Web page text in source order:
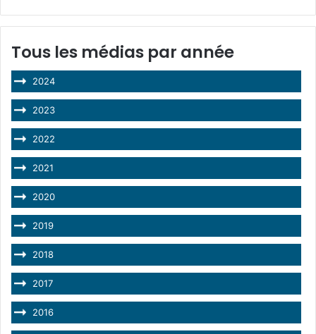
Tous les médias par année
2024
2023
2022
2021
2020
2019
2018
2017
2016